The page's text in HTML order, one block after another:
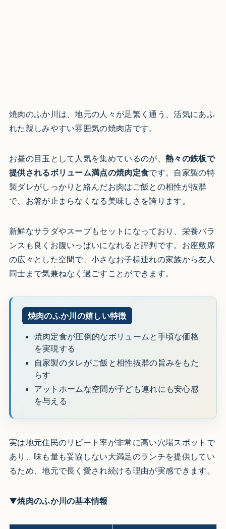
焼肉のふか川は、地元の人々が足繁く通う、活気にあふ
れた親しみやすい雰囲気の焼肉店です。
お昼の目玉として人気を集めているのが、熱々の鉄板で
提供されるボリューム満点の焼肉定食です。自家製の特
製ダレがしっかりと絡んだお肉はご飯との相性が抜群
で、お箸が止まらなくなる美味しさを誇ります。
新鮮なサラダやスープもセットになっており、栄養バラ
ンスも良くお腹いっぱいになれると評判です。お座敷席
の広々とした空間で、小さなお子様連れの家族から友人
同士まで気兼ねなく過ごすことができます。
焼肉のふか川の嬉しい特徴
焼肉定食が圧倒的なボリュームと手頃な価格
を実現する
自家製のタレがご飯と相性抜群の旨みをもた
らす
アットホームな空間が子ども連れにも安心感
を与える
実は地元住民のリピート率が非常に高い穴場スポットで
あり、味も量も妥協しない大満足のランチを提供してい
るため、地元で長く愛され続ける理由が実感できます。
▼焼肉のふか川の基本情報